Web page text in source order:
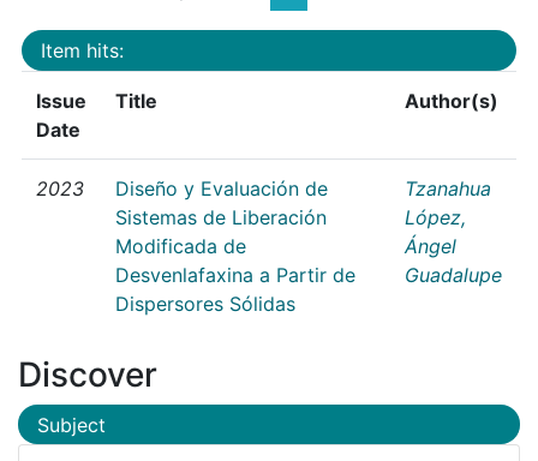
Item hits:
Issue
Date
Title Author(s)
2023
Diseño y Evaluación de
Sistemas de Liberación
Modificada de
Desvenlafaxina a Partir de
Dispersores Sólidas
Tzanahua
López,
Ángel
Guadalupe
Discover
Subject